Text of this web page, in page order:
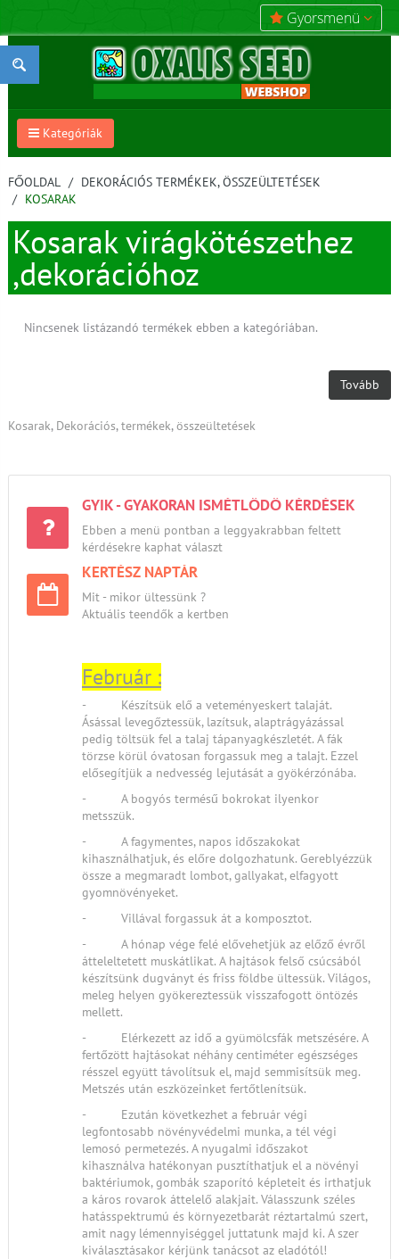
Gyorsmenü
Kategóriák
FŐOLDAL
DEKORÁCIÓS TERMÉKEK, ÖSSZEÜLTETÉSEK
KOSARAK
Kosarak virágkötészethez
,dekorációhoz
Nincsenek listázandó termékek ebben a kategóriában.
Tovább
Kosarak, Dekorációs,termékek,összeültetések
GYIK - GYAKORAN ISMÉTLŐDŐ KÉRDÉSEK
Ebben a menü pontban a leggyakrabban feltett
kérdésekre kaphat választ
KERTÉSZ NAPTÁR
Mit - mikor ültessünk ?
Aktuális teendők a kertben
Február :
- Készítsük elő a veteményeskert talaját.
Ásással levegőztessük, lazítsuk, alaptrágyázással
pedig töltsük fel a talaj tápanyagkészletét. A fák
törzse körül óvatosan forgassuk meg a talajt. Ezzel
elősegítjük a nedvesség lejutását a gyökérzónába.
- A bogyós termésű bokrokat ilyenkor
metsszük.
- A fagymentes, napos időszakokat
kihasználhatjuk, és előre dolgozhatunk. Gereblyézzük
össze a megmaradt lombot, gallyakat, elfagyott
gyomnövényeket.
- Villával forgassuk át a komposztot.
- A hónap vége felé elővehetjük az előző évről
átteleltetett muskátlikat. A hajtások felső csúcsából
készítsünk dugványt és friss földbe ültessük. Világos,
meleg helyen gyökereztessük visszafogott öntözés
mellett.
- Elérkezett az idő a gyümölcsfák metszésére. A
fertőzött hajtásokat néhány centiméter egészséges
résszel együtt távolítsuk el, majd semmisítsük meg.
Metszés után eszközeinket fertőtlenítsük.
- Ezután következhet a február végi
legfontosabb növényvédelmi munka, a tél végi
lemosó permetezés. A nyugalmi időszakot
kihasználva hatékonyan pusztíthatjuk el a növényi
baktériumok, gombák szaporító képleteit és irthatjuk
a káros rovarok áttelelő alakjait. Válasszunk széles
hatásspektrumú és környezetbarát réztartalmú szert,
amit nagy lémennyiséggel juttatunk majd ki. A szer
kiválasztásakor kérjünk tanácsot az eladótól!